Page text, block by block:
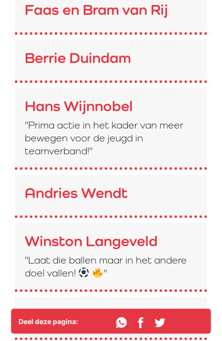
Faas en Bram van Rij
Berrie Duindam
Hans Wijnnobel
"Prima actie in het kader van meer
bewegen voor de jeugd in
teamverband!"
Andries Wendt
Winston Langeveld
"Laat die ballen maar in het andere
doel vallen!
"
Ton Van der Niet
Deel deze pagina: